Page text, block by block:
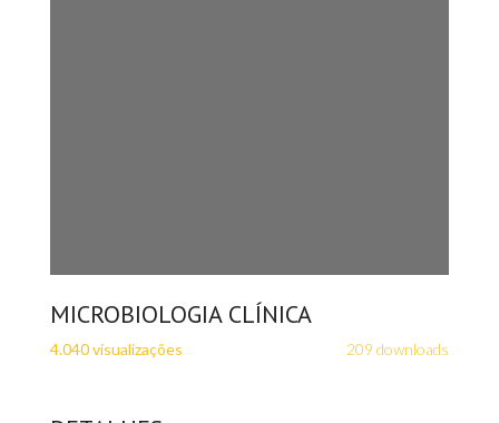
MICROBIOLOGIA CLÍNICA
4.040 visualizações 209 downloads